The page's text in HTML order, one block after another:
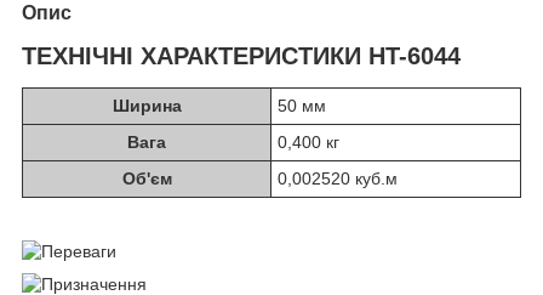
Опис
ТЕХНІЧНІ ХАРАКТЕРИСТИКИ HT-6044
Ширина
50 мм
Вага
0,400 кг
Об'єм
0,002520 куб.м